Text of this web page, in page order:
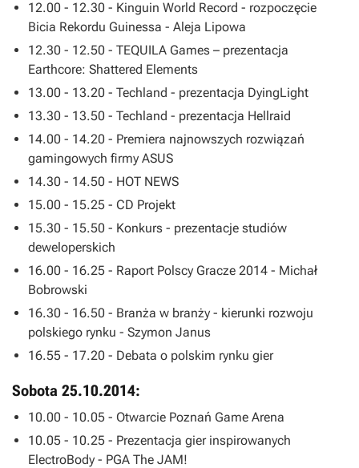
12.00 - 12.30 - Kinguin World Record - rozpoczęcie
Bicia Rekordu Guinessa - Aleja Lipowa
12.30 - 12.50 - TEQUILA Games – prezentacja
Earthcore: Shattered Elements
13.00 - 13.20 - Techland - prezentacja DyingLight
13.30 - 13.50 - Techland - prezentacja Hellraid
14.00 - 14.20 - Premiera najnowszych rozwiązań
gamingowych firmy ASUS
14.30 - 14.50 - HOT NEWS
15.00 - 15.25 - CD Projekt
15.30 - 15.50 - Konkurs - prezentacje studiów
deweloperskich
16.00 - 16.25 - Raport Polscy Gracze 2014 - Michał
Bobrowski
16.30 - 16.50 - Branża w branży - kierunki rozwoju
polskiego rynku - Szymon Janus
16.55 - 17.20 - Debata o polskim rynku gier
Sobota 25.10.2014:
10.00 - 10.05 - Otwarcie Poznań Game Arena
10.05 - 10.25 - Prezentacja gier inspirowanych
ElectroBody - PGA The JAM!